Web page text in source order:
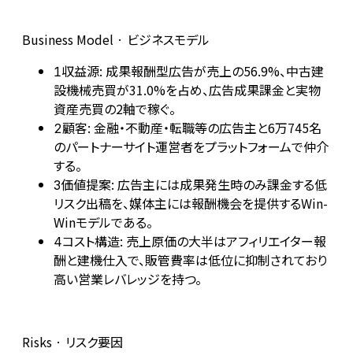
Business Model · ビジネスモデル
1収益源: 成果報酬型広告が売上の56.9%、中古建
設機械売買が31.0%を占め、広告成果課金と実物
資産売買の2軸で稼ぐ。
2顧客: 金融・不動産・転職等の広告主と6万745名
のパートナーサイト運営者をプラットフォームで仲介
する。
3価値提案: 広告主には成果発生時のみ課金する低
リスク出稿を、媒体主には報酬機会を提供するWin-
Winモデルである。
4コスト構造: 売上原価の大半はアフィリエイター報
酬と建機仕入で、販管費率は低位に抑制されており
高い営業レバレッジを持つ。
Risks · リスク要因